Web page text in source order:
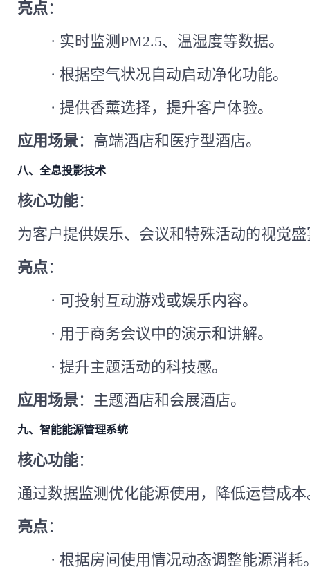
亮点 ：
· 实时监测PM2.5、温湿度等数据。
· 根据空气状况自动启动净化功能。
· 提供香薰选择，提升客户体验。
应用场景：高端酒店和医疗型酒店。
八、全息投影技术
核心功能：
为客户提供娱乐、会议和特殊活动的视觉
亮点 ：
· 可投射互动游戏或娱乐内容。
· 用于商务会议中的演示和讲解。
· 提升主题活动的科技感。
应用场景：主题酒店和会展酒店。
九、智能能源管理系统
核心功能：
通过数据监测优化能源使用，降低运营成本
亮点 ：
· 根据房间使用情况动态调整能源消耗